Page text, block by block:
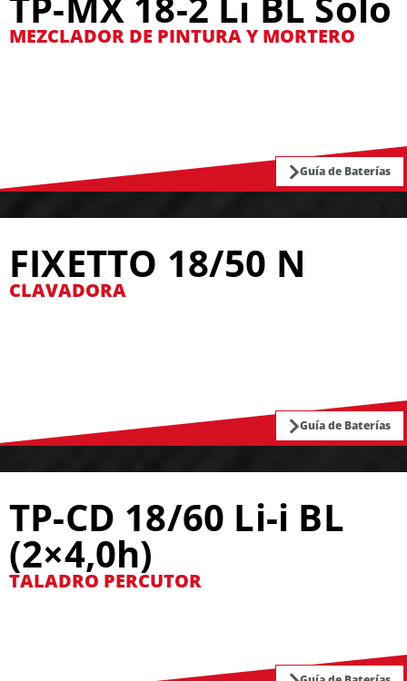
MEZCLADOR DE PINTURA Y MORTERO
Guía de Baterías
FIXETTO 18/50 N
CLAVADORA
Guía de Baterías
TP-CD 18/60 Li-i BL
(2×4,0h)
TALADRO PERCUTOR